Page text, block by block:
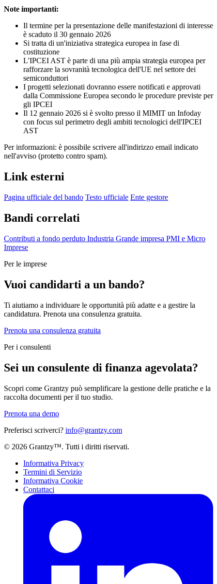
Note importanti:
Il termine per la presentazione delle manifestazioni di interesse
è scaduto il 30 gennaio 2026
Si tratta di un'iniziativa strategica europea in fase di
costituzione
L'IPCEI AST è parte di una più ampia strategia europea per
rafforzare la sovranità tecnologica dell'UE nel settore dei
semiconduttori
I progetti selezionati dovranno essere notificati e approvati
dalla Commissione Europea secondo le procedure previste per
gli IPCEI
Il 12 gennaio 2026 si è svolto presso il MIMIT un Infoday
con focus sul perimetro degli ambiti tecnologici dell'IPCEI
AST
Per informazioni: è possibile scrivere all'indirizzo email indicato
nell'avviso (protetto contro spam).
Link esterni
Pagina ufficiale del bando Testo ufficiale Ente gestore
Bandi correlati
Contributi a fondo perduto Industria Grande impresa PMI e Micro
Imprese
Per le imprese
Vuoi candidarti a un bando?
Ti aiutiamo a individuare le opportunità più adatte e a gestire la
candidatura. Prenota una consulenza gratuita.
Prenota una consulenza gratuita
Per i consulenti
Sei un consulente di finanza agevolata?
Scopri come Grantzy può semplificare la gestione delle pratiche e la
raccolta documenti per il tuo studio.
Prenota una demo
Preferisci scriverci? info@grantzy.com
© 2026 Grantzy™. Tutti i diritti riservati.
Informativa Privacy
Termini di Servizio
Informativa Cookie
Contattaci